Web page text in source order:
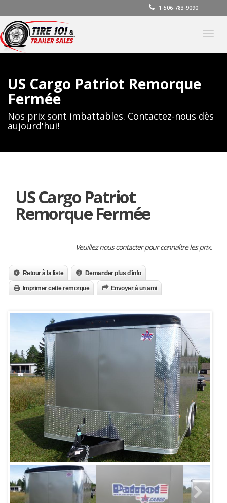
1-506-783-9090
US Cargo Patriot Remorque
Fermée
Nos prix sont imbattables. Contactez-nous dès
aujourd'hui!
US Cargo Patriot
Remorque Fermée
Veuillez nous contacter pour connaître les prix.
Retour à la liste Demander plus d'info
Imprimer cette remorque Envoyer à un ami